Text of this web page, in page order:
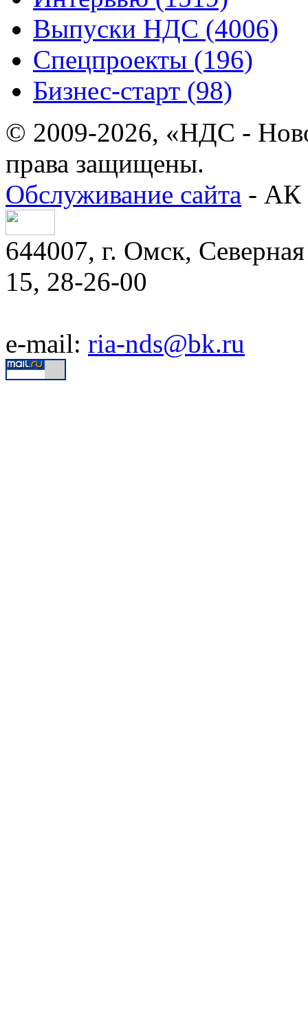
Выпуски НДС (4006)
Спецпроекты (196)
Бизнес-старт (98)
© 2009-2026, «НДС -
права защищены.
Обслуживание сайта - АК
644007, г. Омск,
15, 28-26-00
e-mail: ria-nds@bk.ru